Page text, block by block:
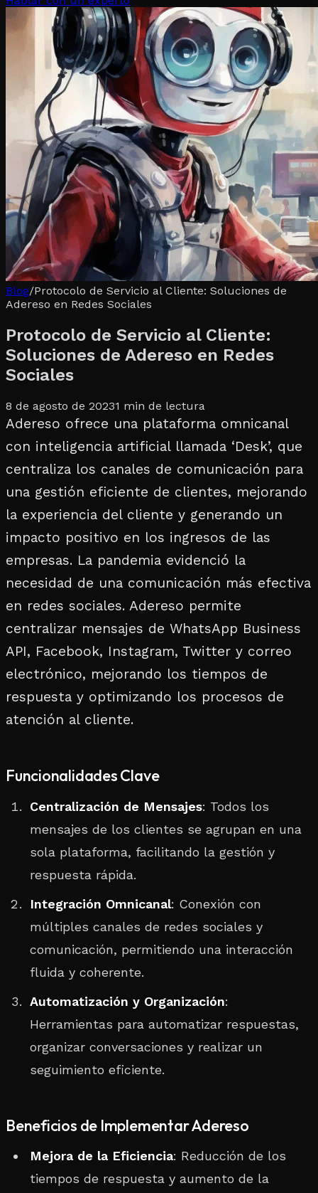
Blog/Protocolo de Servicio al Cliente: Soluciones de
Adereso en Redes Sociales
Protocolo de Servicio al Cliente:
Soluciones de Adereso en Redes
Sociales
8 de agosto de 20231 min de lectura
Adereso ofrece una plataforma omnicanal
con inteligencia artificial llamada ‘Desk’, que
centraliza los canales de comunicación para
una gestión eficiente de clientes, mejorando
la experiencia del cliente y generando un
impacto positivo en los ingresos de las
empresas. La pandemia evidenció la
necesidad de una comunicación más efectiva
en redes sociales. Adereso permite
centralizar mensajes de WhatsApp Business
API, Facebook, Instagram, Twitter y correo
electrónico, mejorando los tiempos de
respuesta y optimizando los procesos de
atención al cliente.
Funcionalidades Clave
Centralización de Mensajes: Todos los
mensajes de los clientes se agrupan en una
sola plataforma, facilitando la gestión y
respuesta rápida.
Integración Omnicanal: Conexión con
múltiples canales de redes sociales y
comunicación, permitiendo una interacción
fluida y coherente.
Automatización y Organización:
Herramientas para automatizar respuestas,
organizar conversaciones y realizar un
seguimiento eficiente.
Beneficios de Implementar Adereso
Mejora de la Eficiencia: Reducción de los
tiempos de respuesta y aumento de la